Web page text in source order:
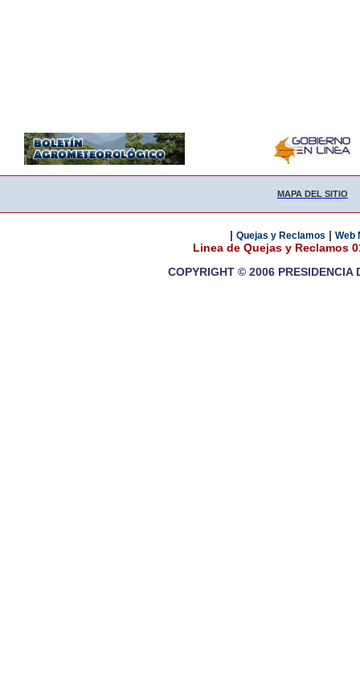
MAPA DEL SITIO
| Quejas y Reclamos | Web
Linea de Quejas y Reclamos
COPYRIGHT © 2006 PRESIDENCIA